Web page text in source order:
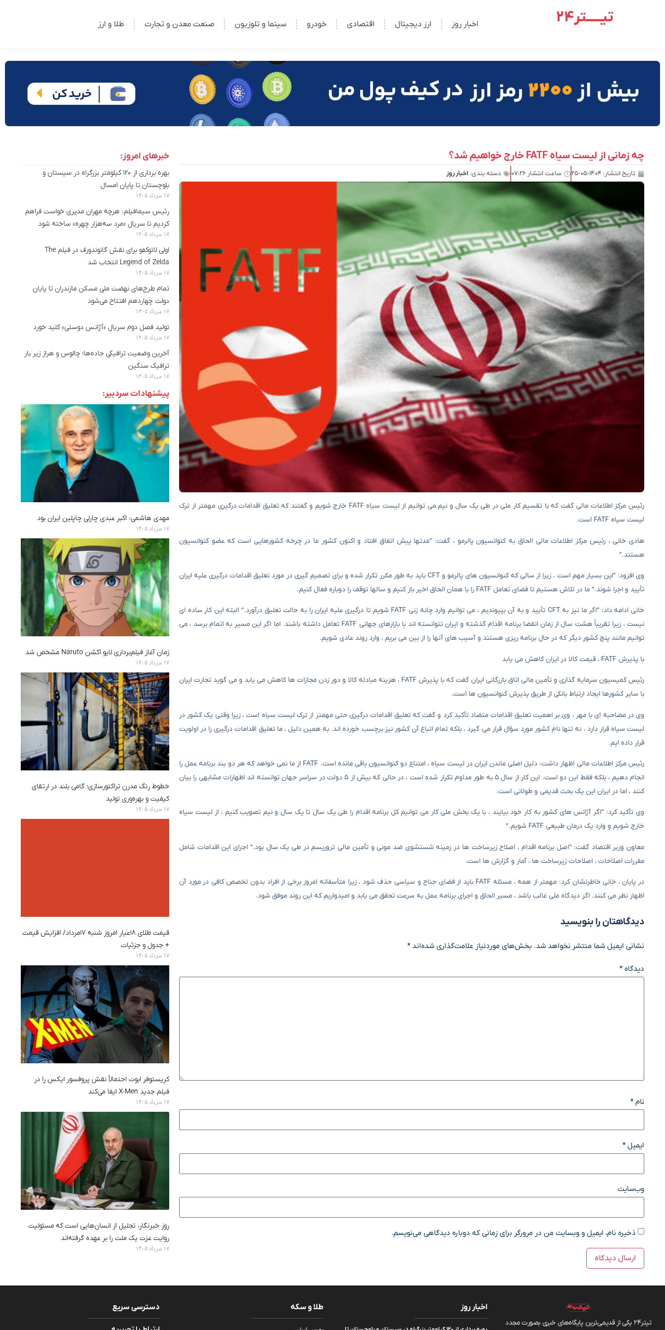
تیـــــتر24 اخبار روز ارز دیجیتال اقتصادی خودرو سینما و تلوزیون صنعت معدن و تجارت طلا و ارز
چه زمانی از لیست سیاه FATF خارج خواهیم شد؟
تاریخ انتشار: ۱۴۰۴-۰۵-۲۵ ساعت انتشار ۰۷:۲۶ دسته بندی: اخبار روز
رئیس مرکز اطلاعات مالی گفت که با تقسیم کار ملی در طی یک سال و نیم می توانیم از لیست سیاه FATF خارج شویم و گفتند که تعلیق اقدامات درگیری مهمتر از ترک
لیست سیاه FATF است.
هادی خانی ، رئیس مرکز اطلاعات مالی الحاق به کنوانسیون پالرمو ، گفت: “مدتها پیش اتفاق افتاد و اکنون کشور ما در چرخه کشورهایی است که عضو کنوانسیون
هستند.”
وی افزود: “این بسیار مهم است ، زیرا از سالی که کنوانسیون های پالرمو و CFT باید به طور مکرر تکرار شده و برای تصمیم گیری در مورد تعلیق اقدامات درگیری علیه ایران
تأیید و اجرا شوند.” ما در تلاش هستیم تا فضای تعامل FATF را با همان الحاق اخیر باز کنیم و سالها توقف را دوباره فعال کنیم.
خانی ادامه داد: “اگر ما نیز به CFT تأیید و به آن بپیوندیم ، می توانیم وارد چانه زنی FATF شویم تا درگیری علیه ایران را به حالت تعلیق درآورد.” البته این کار ساده ای
نیست ، زیرا تقریباً هشت سال از زمان انقضا برنامه اقدام گذشته و ایران نتوانسته اند با بازارهای جهانی FATF تعامل داشته باشند. اما اگر این مسیر به اتمام برسد ، می
توانیم مانند پنج کشور دیگر که در حال برنامه ریزی هستند و آسیب های آنها را از بین می بریم ، وارد روند عادی شویم.
با پذیرش FATF ، قیمت کالا در ایران کاهش می یابد
رئیس کمیسیون سرمایه گذاری و تأمین مالی اتاق بازرگانی ایران گفت که با پذیرش FATF ، هزینه مبادله کالا و دور زدن مجازات ها کاهش می یابد و می گوید تجارت ایران
با سایر کشورها ایجاد ارتباط بانکی از طریق پذیرش کنوانسیون ها است.
وی در مصاحبه ای با مهر ، وی بر اهمیت تعلیق اقدامات متضاد تأکید کرد و گفت که تعلیق اقدامات درگیری حتی مهمتر از ترک لیست سیاه است ، زیرا وقتی یک کشور در
لیست سیاه قرار دارد ، نه تنها نام کشور مورد سؤال قرار می گیرد ، بلکه تمام اتباع آن کشور نیز برچسب خورده اند. به همین دلیل ، ما تعلیق اقدامات درگیری را در اولویت
قرار داده ایم.
رئیس مرکز اطلاعات مالی اظهار داشت: دلیل اصلی ماندن ایران در لیست سیاه ، امتناع دو کنوانسیون باقی مانده است. FATF از ما نمی خواهد که هر دو بند برنامه عمل را
انجام دهیم ، بلکه فقط این دو است. این کار از سال ۵ به طور مداوم تکرار شده است ، در حالی که بیش از ۵ دولت در سراسر جهان توانسته اند اظهارات مشابهی را بیان
کنند ، اما در ایران این یک بحث قدیمی و طولانی است.
وی تأکید کرد: “اگر آژانس های کشور به کار خود بیایند ، با یک بخش ملی کار می توانیم کل برنامه اقدام را طی یک سال تا یک سال و نیم تصویب کنیم ، از لیست سیاه
خارج شویم و وارد یک درمان طبیعی FATF شویم.”
معاون وزیر اقتصاد گفت: “اصل برنامه اقدام ، اصلاح زیرساخت ها در زمینه شستشوی ضد مونی و تأمین مالی تروریسم در طی یک سال بود.” اجرای این اقدامات شامل
مقررات اصلاحات ، اصلاحات زیرساخت ها ، آمار و گزارش ها است.
در پایان ، خانی خاطرنشان کرد: مهمتر از همه ، مسئله FATF باید از فضای جناح و سیاسی حذف شود ، زیرا متأسفانه امروز برخی از افراد بدون تخصص کافی در مورد آن
اظهار نظر می کنند. اگر دیدگاه ملی غالب باشد ، مسیر الحاق و اجرای برنامه عمل به سرعت تحقق می یابد و امیدواریم که این روند موفق شود.
دیدگاهتان را بنویسید
نشانی ایمیل شما منتشر نخواهد شد. بخش‌های موردنیاز علامت‌گذاری شده‌اند*
دیدگاه*
نام*
ایمیل*
وب‌سایت
ذخیره نام، ایمیل و وبسایت من در مرورگر برای زمانی که دوباره دیدگاهی می‌نویسم.
خبرهای امروز:
بهره برداری از ۱۲۰ کیلومتر بزرگراه در سیستان و
بلوچستان تا پایان امسال
۱۷ مرداد ۱۴۰۵
رئیس سیمافیلم: هرچه مهران مدیری خواست فراهم
کردیم تا سریال «مرد سه‌هزار چهره» ساخته شود
۱۷ مرداد ۱۴۰۵
اولی لاتوکفو برای نقش گانوندورف در فیلم The
Legend of Zelda انتخاب شد
۱۷ مرداد ۱۴۰۵
تمام طرح‌های نهضت ملی مسکن مازندران تا پایان
دولت چهاردهم افتتاح می‌شود
۱۷ مرداد ۱۴۰۵
تولید فصل دوم سریال «آژانس دوستی» کلید خورد
۱۷ مرداد ۱۴۰۵
آخرین وضعیت ترافیکی جاده‌ها؛ چالوس و هراز زیر بار
ترافیک سنگین
۱۷ مرداد ۱۴۰۵
پیشنهادات سردبیر:
مهدی هاشمی: اکبر عبدی چارلی چاپلین ایران بود
۱۷ مرداد ۱۴۰۵
زمان آغاز فیلم‌برداری لایو اکشن Naruto مشخص شد
۱۷ مرداد ۱۴۰۵
خطوط رنگ مدرن تراکتورسازی؛ گامی بلند در ارتقای
کیفیت و بهره‌وری تولید
۱۷ مرداد ۱۴۰۵
قیمت طلای ۱۸عیار امروز شنبه ۱۷مرداد/ افزایش قیمت
+ جدول و جزئیات
۱۷ مرداد ۱۴۰۵
کریستوفر ابوت احتمالاً نقش پروفسور ایکس را در
فیلم جدید X-Men ایفا می‌کند
۱۷ مرداد ۱۴۰۵
روز خبرنگار، تجلیل از انسان‌هایی است که مسئولیت
روایت عزت یک ملت را بر عهده گرفته‌اند
۱۷ مرداد ۱۴۰۵
تیتر24 یکی از قدیمی‌ترین پایگاه‌های خبری بصورت مجدد
اخبار روز طلا و سکه دسترسی سریع